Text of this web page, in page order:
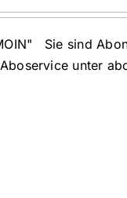
Sie sind
unter